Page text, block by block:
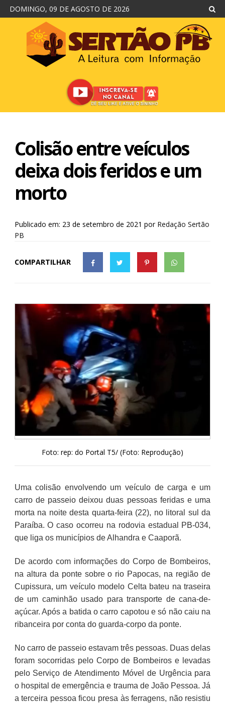
DOMINGO, 09 DE AGOSTO DE 2026
Colisão entre veículos
deixa dois feridos e um
morto
Publicado em: 23 de setembro de 2021 por Redação Sertão
PB
COMPARTILHAR
Foto: rep: do Portal T5/ (Foto: Reprodução)
Uma colisão envolvendo um veículo de carga e um
carro de passeio deixou duas pessoas feridas e uma
morta na noite desta quarta-feira (22), no litoral sul da
Paraíba. O caso ocorreu na rodovia estadual PB-034,
que liga os municípios de Alhandra e Caaporã.
De acordo com informações do Corpo de Bombeiros,
na altura da ponte sobre o rio Papocas, na região de
Cupissura, um veículo modelo Celta bateu na traseira
de um caminhão usado para transporte de cana-de-
açúcar. Após a batida o carro capotou e só não caiu na
ribanceira por conta do guarda-corpo da ponte.
No carro de passeio estavam três pessoas. Duas delas
foram socorridas pelo Corpo de Bombeiros e levadas
pelo Serviço de Atendimento Móvel de Urgência para
o hospital de emergência e trauma de João Pessoa. Já
a terceira pessoa ficou presa às ferragens, não resistiu